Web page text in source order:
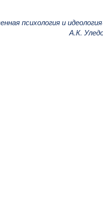
психология и
А.К.